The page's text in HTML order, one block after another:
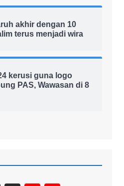
akhir dengan 10
terus menjadi wira
kerusi guna logo
PAS, Wawasan di 8